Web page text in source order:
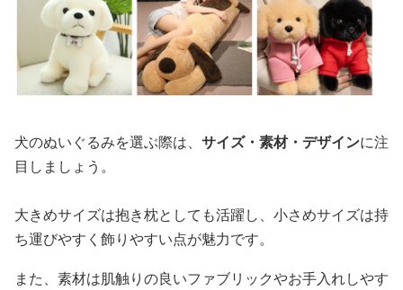
犬のぬいぐるみを選ぶ際は、 サイズ・素材・デザインに注
目しましょう。
大きめサイズは抱き枕としても活躍し、小さめサイズは持
ち運びやすく飾りやすい点が魅力です。
また、素材は肌触りの良いファブリックやお手入れしやす